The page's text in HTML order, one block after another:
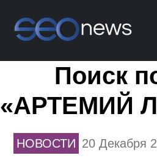
Поиск
«АРТЕМИЙ
НОВОСТИ 20 Декабря